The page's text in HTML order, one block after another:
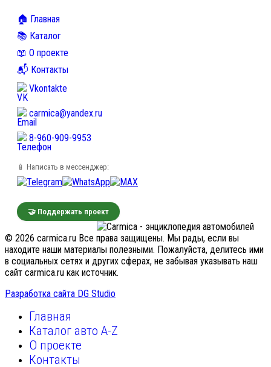
🏠 Главная
📚 Каталог
📖 О проекте
📬 Контакты
Vkontakte
carmica@yandex.ru
8-960-909-9953
📱 Написать в мессенджер:
🤝 Поддержать проект
© 2026 carmica.ru Все права защищены. Мы рады, если вы
находите наши материалы полезными. Пожалуйста, делитесь ими
в социальных сетях и других сферах, не забывая указывать наш
сайт carmica.ru как источник.
Разработка сайта DG Studio
Главная
Каталог авто A-Z
О проекте
Контакты